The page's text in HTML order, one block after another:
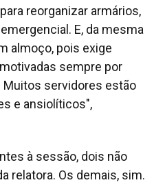
reorganizar armários,
E, da mesma
almoço, pois exige
sempre por
servidores estão
e ansiolíticos",
à sessão, dois não
relatora. Os demais, sim.